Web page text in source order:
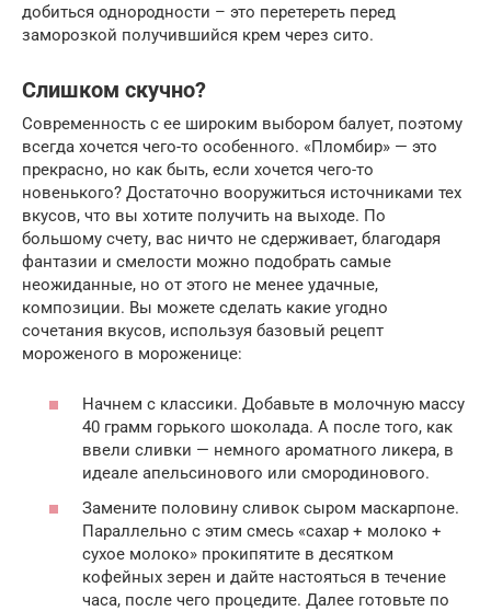
добиться однородности – это перетереть перед
заморозкой получившийся крем через сито.
Слишком скучно?
Современность с ее широким выбором балует, поэтому
всегда хочется чего-то особенного. «Пломбир» — это
прекрасно, но как быть, если хочется чего-то
новенького? Достаточно вооружиться источниками тех
вкусов, что вы хотите получить на выходе. По
большому счету, вас ничто не сдерживает, благодаря
фантазии и смелости можно подобрать самые
неожиданные, но от этого не менее удачные,
композиции. Вы можете сделать какие угодно
сочетания вкусов, используя базовый рецепт
мороженого в мороженице:
Начнем с классики. Добавьте в молочную массу
40 грамм горького шоколада. А после того, как
ввели сливки — немного ароматного ликера, в
идеале апельсинового или смородинового.
Замените половину сливок сыром маскарпоне.
Параллельно с этим смесь «сахар + молоко +
сухое молоко» прокипятите в десятком
кофейных зерен и дайте настояться в течение
часа, после чего процедите. Далее готовьте по